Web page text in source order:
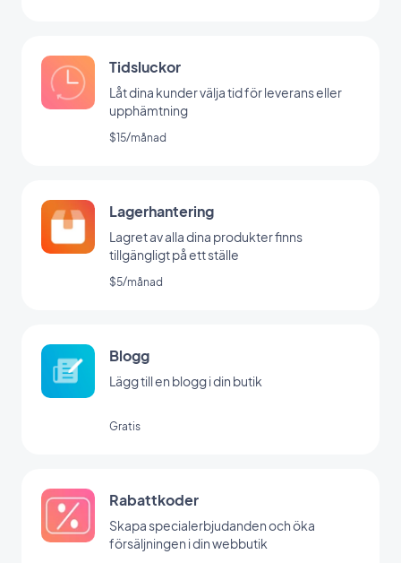
Tidsluckor
Låt dina kunder välja tid för leverans eller
upphämtning
$15/månad
Lagerhantering
Lagret av alla dina produkter finns
tillgängligt på ett ställe
$5/månad
Blogg
Lägg till en blogg i din butik
Gratis
Rabattkoder
Skapa specialerbjudanden och öka
försäljningen i din webbutik